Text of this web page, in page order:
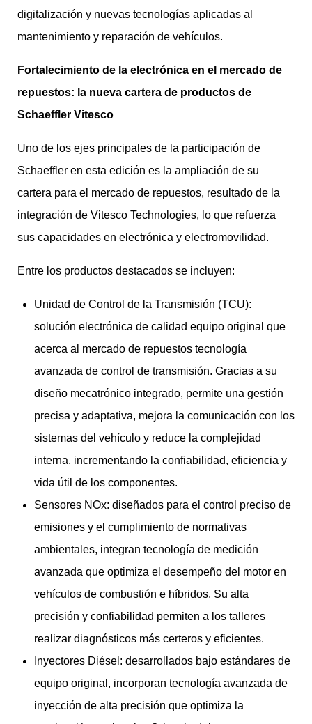
digitalización y nuevas tecnologías aplicadas al
mantenimiento y reparación de vehículos.
Fortalecimiento de la electrónica en el mercado de
repuestos: la nueva cartera de productos de
Schaeffler Vitesco
Uno de los ejes principales de la participación de
Schaeffler en esta edición es la ampliación de su
cartera para el mercado de repuestos, resultado de la
integración de Vitesco Technologies, lo que refuerza
sus capacidades en electrónica y electromovilidad.
Entre los productos destacados se incluyen:
Unidad de Control de la Transmisión (TCU):
solución electrónica de calidad equipo original que
acerca al mercado de repuestos tecnología
avanzada de control de transmisión. Gracias a su
diseño mecatrónico integrado, permite una gestión
precisa y adaptativa, mejora la comunicación con los
sistemas del vehículo y reduce la complejidad
interna, incrementando la confiabilidad, eficiencia y
vida útil de los componentes.
Sensores NOx: diseñados para el control preciso de
emisiones y el cumplimiento de normativas
ambientales, integran tecnología de medición
avanzada que optimiza el desempeño del motor en
vehículos de combustión e híbridos. Su alta
precisión y confiabilidad permiten a los talleres
realizar diagnósticos más certeros y eficientes.
Inyectores Diésel: desarrollados bajo estándares de
equipo original, incorporan tecnología avanzada de
inyección de alta precisión que optimiza la